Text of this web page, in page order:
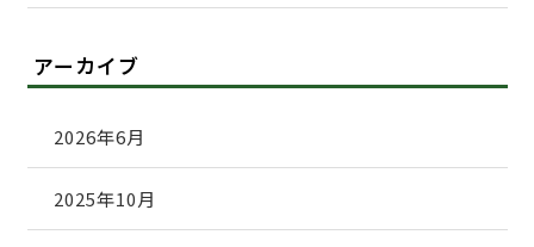
アーカイブ
2026年6月
2025年10月